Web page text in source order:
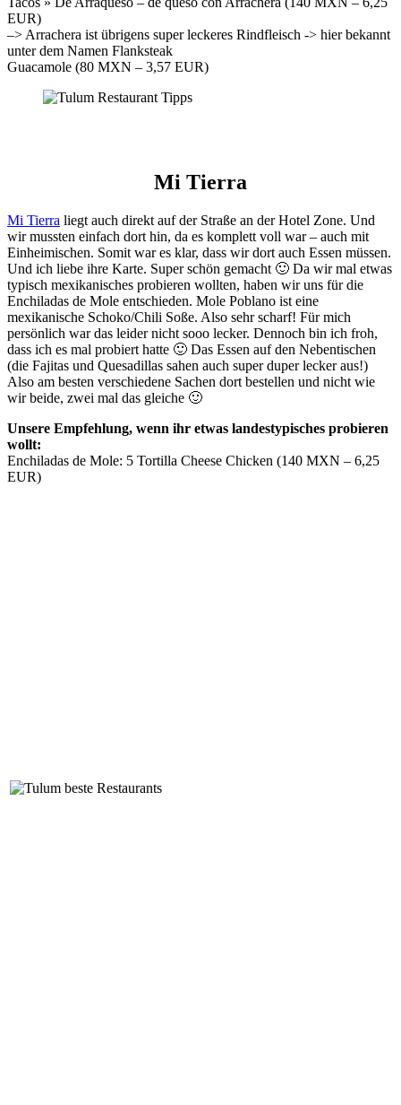
EUR)
–> Arrachera ist übrigens super leckeres Rindfleisch -> hier bekannt
unter dem Namen Flanksteak
Guacamole (80 MXN – 3,57 EUR)
Mi Tierra
Mi Tierra liegt auch direkt auf der Straße an der Hotel Zone. Und
wir mussten einfach dort hin, da es komplett voll war – auch mit
Einheimischen. Somit war es klar, dass wir dort auch Essen müssen.
Und ich liebe ihre Karte. Super schön gemacht 🙂 Da wir mal etwas
typisch mexikanisches probieren wollten, haben wir uns für die
Enchiladas de Mole entschieden. Mole Poblano ist eine
mexikanische Schoko/Chili Soße. Also sehr scharf! Für mich
persönlich war das leider nicht sooo lecker. Dennoch bin ich froh,
dass ich es mal probiert hatte 🙂 Das Essen auf den Nebentischen
(die Fajitas und Quesadillas sahen auch super duper lecker aus!)
Also am besten verschiedene Sachen dort bestellen und nicht wie
wir beide, zwei mal das gleiche 🙂
Unsere Empfehlung, wenn ihr etwas landestypisches probieren
wollt:
Enchiladas de Mole: 5 Tortilla Cheese Chicken (140 MXN – 6,25
EUR)